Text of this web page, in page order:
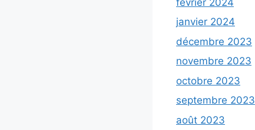
janvier 2024
décembre 2023
novembre 2023
octobre 2023
septembre 2023
août 2023